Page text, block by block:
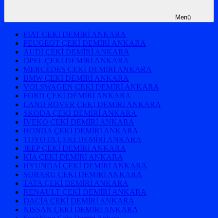
Menü
FİAT ÇEKİ DEMİRİ ANKARA
PEUGEOT ÇEKİ DEMİRİ ANKARA
AUDİ ÇEKİ DEMİRİ ANKARA
OPEL ÇEKİ DEMİRİ ANKARA
MERCEDES ÇEKİ DEMİRİ ANKARA
BMW ÇEKİ DEMİRİ ANKARA
VOLSWAGEN ÇEKİ DEMİRİ ANKARA
FORD ÇEKİ DEMİRİ ANKARA
LAND ROVER ÇEKİ DEMİRİ ANKARA
SKODA ÇEKİ DEMİRİ ANKARA
İVEKO ÇEKİ DEMİRİ ANKARA
HONDA ÇEKİ DEMİRİ ANKARA
TOYOTA ÇEKİ DEMİRİ ANKARA
JEEP ÇEKİ DEMİRİ ANKARA
KİA ÇEKİ DEMİRİ ANKARA
HYUNDAİ ÇEKİ DEMİRİ ANKARA
SUBARU ÇEKİ DEMİRİ ANKARA
TATA ÇEKİ DEMİRİ ANKARA
RENAULT ÇEKİ DEMİRİ ANKARA
DACİA ÇEKİ DEMİRİ ANKARA
NISSAN ÇEKİ DEMİRİ ANKARA